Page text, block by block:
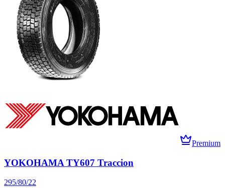
Premium
YOKOHAMA TY607 Traccion
295/80/22